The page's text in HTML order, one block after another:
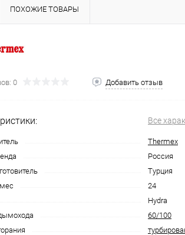
ПОХОЖИЕ ТОВАРЫ
0 Добавить отзыв
Все
Thermex
Россия
Турция
24
Hydra
60/100